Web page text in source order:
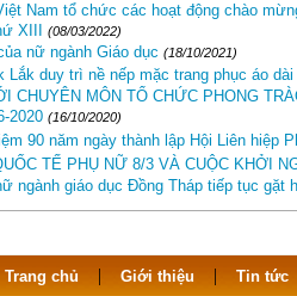
Nam tổ chức các hoạt động chào
XIII
(08/03/2022)
nữ ngành Giáo dục (18/10/2021)
Lắk duy trì nề nếp mặc trang phục áo
CHUYÊN MÔN TỔ CHỨC PHONG
2020 (16/10/2020)
90 năm ngày thành lập Hội Liên hiệp
TẾ PHỤ NỮ 8/3 VÀ CUỘC KHỞI
ngành giáo dục Đồng Tháp tiếp tục gặt
Trang chủ | Giới thiệu | Tin tức